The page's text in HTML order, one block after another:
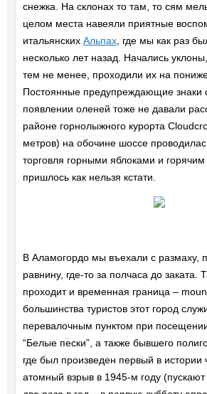
снежка. На склонах то там, то сям
целом места навеяли приятные
итальянских Альпах, где мы как раз
несколько лет назад. Начались
тем не менее, проходили их на
Постоянные предупреждающие знаки
появлении оленей тоже не давали
районе горнолыжного курорта
метров) на обочине шоссе
торговля горными яблоками и
пришлось как нельзя кстати.
В Аламогордо мы въехали с размаху,
равнину, где-то за полчаса до заката.
проходит и временная граница –
большинства туристов этот город
перевалочным пунктом при
“Белые пески”, а также бывшего
где был произведен первый в истории
атомный взрыв в 1945-м году (пускают